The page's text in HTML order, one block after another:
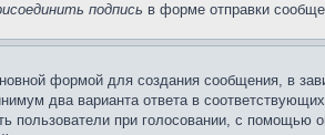
подпись в форме отправки
формой для создания сообщения, в
два варианта ответа в
пользователи при голосовании, с помощью